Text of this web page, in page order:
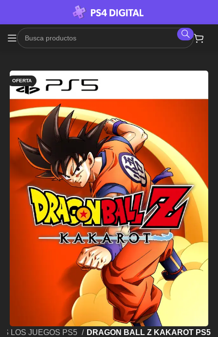
OFERTA
LOS JUEGOS PS5 DRAGON BALL Z KAKAROT PS5